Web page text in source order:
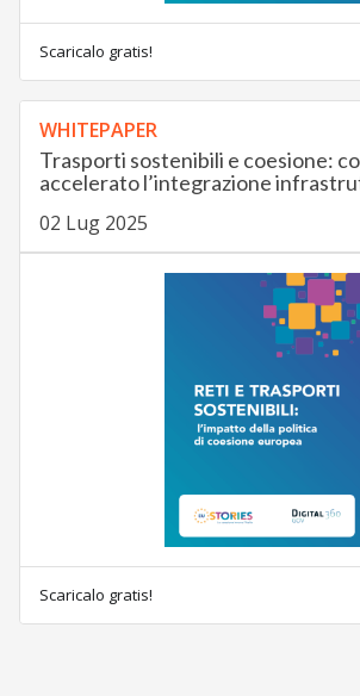
Scaricalo gratis!
WHITEPAPER
Trasporti sostenibili e coesione:
accelerato l’integrazione
02 Lug 2025
Scaricalo gratis!